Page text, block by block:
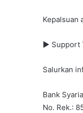
Kepalsuan
► Support
Salurkan
Bank
No. Rek.: